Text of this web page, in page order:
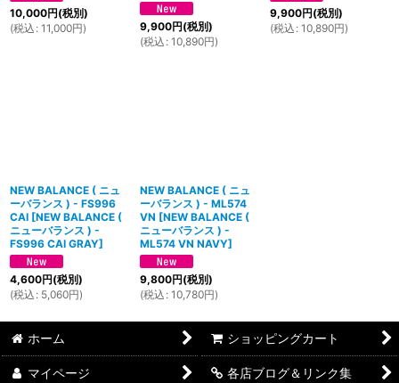
10,000円(税別)
(税込 : 11,000円) 9,900円(税別)
(税込 : 10,890円)
9,900円(税別)
(税込 : 10,890円)
NEW BALANCE ( ニュ
ーバランス ) - FS996
CAI [NEW BALANCE (
ニューバランス ) -
FS996 CAI GRAY]
4,600円(税別)
(税込 : 5,060円)
NEW BALANCE ( ニュ
ーバランス ) - ML574
VN [NEW BALANCE (
ニューバランス ) -
ML574 VN NAVY]
9,800円(税別)
(税込 : 10,780円)
ホーム ショッピングカート
マイページ 各店ブログ＆リンク集